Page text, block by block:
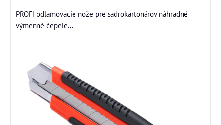
PROFI odlamovacie nože pre sadrokartonárov náhradné
výmenné čepele...